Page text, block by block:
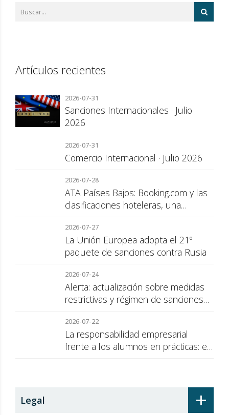
Artículos recientes
2026-07-31
Sanciones Internacionales · Julio
2026
2026-07-31
Comercio Internacional · Julio 2026
2026-07-28
ATA Países Bajos: Booking.com y las
clasificaciones hoteleras, una
consumidor
2026-07-27
La Unión Europea adopta el 21º
paquete de sanciones contra Rusia
2026-07-24
Alerta: actualización sobre medidas
restrictivas y régimen de sanciones
2026-07-22
La responsabilidad empresarial
frente a los alumnos en prácticas: el
+
Legal